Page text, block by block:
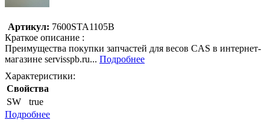
Артикул: 7600STA1105B
Краткое описание :
Преимущества покупки запчастей для весов CAS в интернет-
магазине servisspb.ru... Подробнее
Характеристики:
Свойства
SW
true
Подробнее